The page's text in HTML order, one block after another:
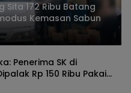
Sita 172 Ribu Batang
Kemasan Sabun
Penerima SK di
Rp 150 Ribu Pakai
Turut Pantau